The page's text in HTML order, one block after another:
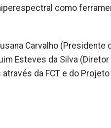
como
Carvalho (Presidente
Esteves da Silva
da FCT e do Projeto